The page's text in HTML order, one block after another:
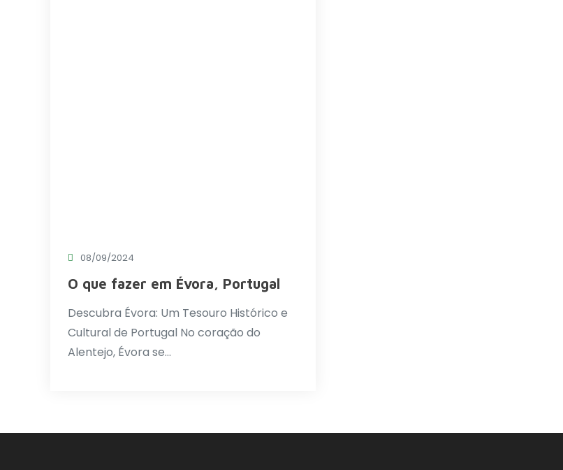
08/09/2024
O que fazer em Évora, Portugal
Descubra Évora: Um Tesouro Histórico e
Cultural de Portugal No coração do
Alentejo, Évora se…